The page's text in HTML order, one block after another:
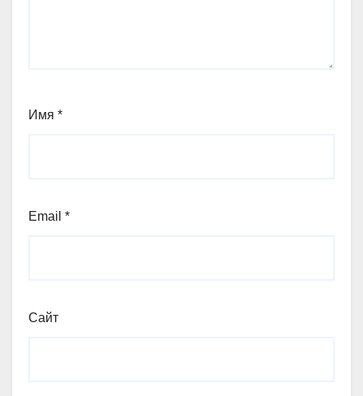
Имя *
Email *
Сайт